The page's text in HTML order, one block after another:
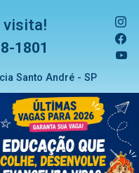
visita!
1801
Santo André - SP
Next